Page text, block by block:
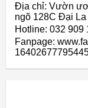
Địa chỉ: Vườn
ngõ 128C Đại
Hotline: 032 909
Fanpage: